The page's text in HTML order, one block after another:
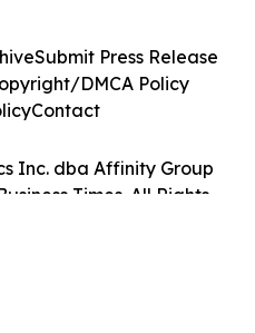
Inc. dba Affinity Group
Times. All Rights
Submit Press Release
DMCA Policy
Contact